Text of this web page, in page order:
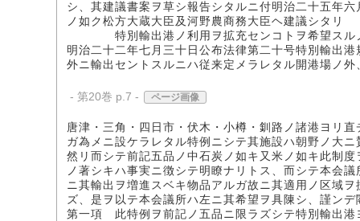
シ、其建議書案ヲ草シ報告シタルニ付明治二十五年
ノ如ク松方大蔵大臣及河野農商務大臣ヘ建議シタリ
特別輸出港ノ利用ヲ拡充センコトヲ希望スル
明治二十二年七月三十日公布法律第二十号特別輸出
外ニ輸出セントスルニハ従来定メラレタル開港場ノ
- 第20巻 p.7 - ページ画像
唐津・三角・四日市・伏木・小樽・釧路ノ諸港ヨリ
ガ為メニ設ケラレタル特例ニシテ其施設ハ朝野ノ大ニ
然リ而シテ前記五品ノ中石炭ノ如キ又米ノ如キ此制
ノ著シキハ事実ニ徴シテ明瞭ナリトス、而シテ本会
ニ其輸出ヲ増進スベキ物品アルガ故ニ其適用ノ区域
ズ、是ヲ以テ本会議所ハ左ニ其希望ヲ具陳シ、謹ン
第一項 此特例ヲ前記ノ五品ニ限ラズシテ特別輸出港